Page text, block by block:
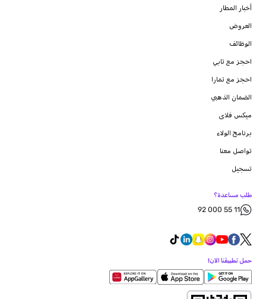
أخبار المطار
العروض
الوظائف
احجز مع تابي
احجز مع تمارا
الضمان الذهبي
ميكس فلاى
برنامج الولاء
تواصل معنا
تسجيل
طلب مساعدة؟
92 000 55 11
حمل تطبيقنا الآن!